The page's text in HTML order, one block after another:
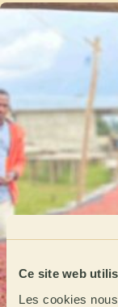
Ce site web
Les cookies